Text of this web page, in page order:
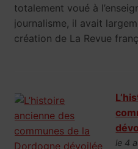
totalement voué à
journalisme, il avait
création de La Revue
le 4